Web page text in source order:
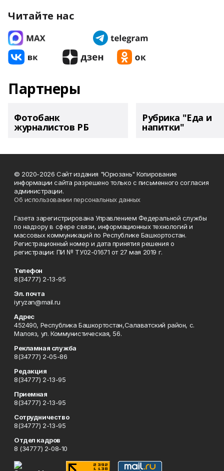
Читайте нас
Партнеры
Фотобанк
журналистов РБ
Рубрика "Еда и
напитки"
© 2020-2026 Сайт издания "Юрюзань" Копирование
информации сайта разрешено только с письменного согласия
администрации.
Об использовании персональных данных
Газета зарегистрирована Управлением Федеральной службы
по надзору в сфере связи, информационных технологий и
массовых коммуникаций по Республике Башкортостан.
Регистрационный номер и дата принятия решения о
регистрации: ПИ № ТУ02-01671 от 27 мая 2019 г.
Телефон
8(34777) 2-13-95
Эл. почта
iyryzan@mail.ru
Адрес
452490, Республика Башкортостан,Салаватский район, с.
Малояз, ул. Коммунистическая, 56.
Рекламная служба
8(34777) 2-05-86
Редакция
8(34777) 2-13-95
Приемная
8(34777) 2-13-95
Сотрудничество
8(34777) 2-13-95
Отдел кадров
8 (34777) 2-08-10